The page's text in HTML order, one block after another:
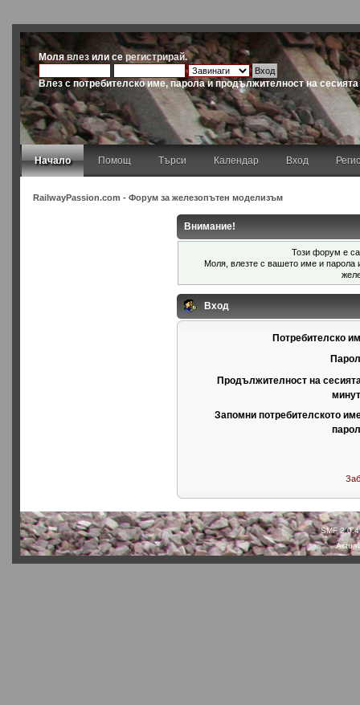
Молявлез или серегистрирай.
Влез с потребителско име, парола и продължителност на сесията
Начало Помощ Търси Календар Вход
RailwayPassion.com - Форум за железопътен моделизъм
Внимание!
Този форум е
Моля, влезте с вашето име и парола
Вход
Потребителско
Продължителност на
Запомни потребителското
SMF 2.0.4